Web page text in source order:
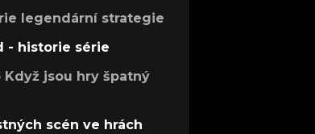
legendární strategie
- historie série
jsou hry špatný
scén ve hrách